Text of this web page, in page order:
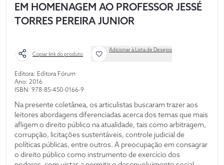
EM HOMENAGEM AO PROFESSOR JESSÉ
TORRES PEREIRA JUNIOR
Copiar link do produto
Adicionar à Lista de Desejos
Editora: Editora Fórum
Ano: 2016
ISBN: 978-85-450-0166-9
Na presente coletânea, os articulistas buscaram trazer aos
leitores abordagens diferenciadas acerca dos temas que mais
afligem o direito público na atualidade, tais como arbitragem,
corrupção, licitações sustentáveis, controle judicial de
políticas públicas, entre outros. A preocupação em consagrar
o direito público como instrumento de exercício dos